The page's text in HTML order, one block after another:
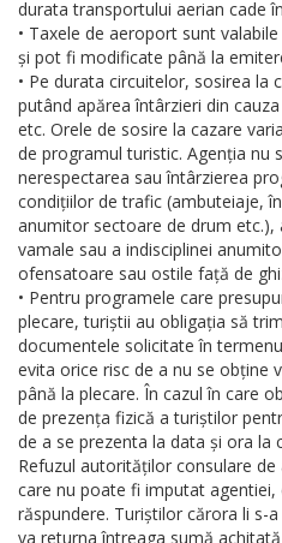
durata transportului aerian cade
• Taxele de aeroport sunt
și pot fi modificate până la
• Pe durata circuitelor, sosirea la
putând apărea întârzieri din
etc. Orele de sosire la cazare
de programul turistic. Agenția nu
nerespectarea sau întârzierea
condițiilor de trafic (ambuteiaje,
anumitor sectoare de drum
vamale sau a indisciplinei
ofensatoare sau ostile față de
• Pentru programele care
plecare, turiștii au obligația să
documentele solicitate în
evita orice risc de a nu se obține
până la plecare. În cazul în care
de prezența fizică a turiștilor
de a se prezenta la data și ora la
Refuzul autorităților consulare
care nu poate fi imputat
răspundere. Turiștilor cărora li s-
va returna întreaga sumă